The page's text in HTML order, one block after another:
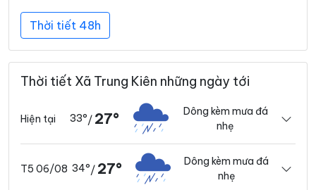
Thời tiết 48h
Thời tiết Xã Trung Kiên những ngày tới
Hiện tại 33°/ 27°
Dông kèm mưa đá
nhẹ
T5 06/08 34°/ 27°
Dông kèm mưa đá
nhẹ